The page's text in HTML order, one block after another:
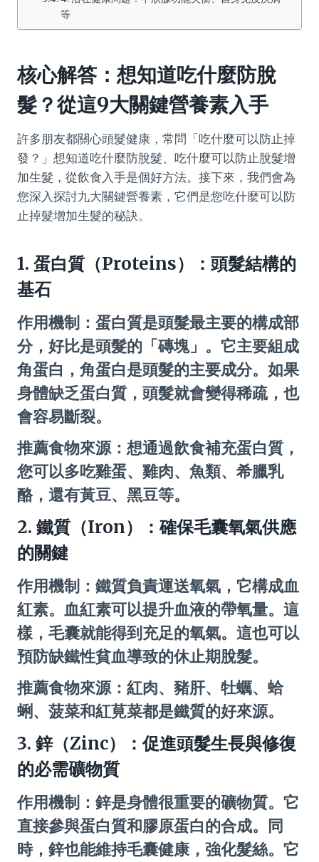
等
核心解答：想知道吃什麼防脫
髮？從這9大關鍵營養素入手
許多朋友都關心頭髮健康，常問「吃什麼可以防止掉
發？」想知道吃什麼防脫髮、吃什麼可以防止脫髮增
加生髮，從飲食入手是個好方法。接下來，我們會為
您深入探討九大關鍵營養素，它們是您吃什麼可以防
止掉髮增加生髮的秘訣。
1. 蛋白質（Proteins）：頭髮結構的
基石
作用機制：蛋白質是頭髮最主要的構成部
分，好比是頭髮的「磚塊」。它主要組成
角蛋白，角蛋白是頭髮的主要成分。如果
身體缺乏蛋白質，頭髮就會變得稀疏，也
會容易斷裂。
推薦食物來源：想通過飲食補充蛋白質，
您可以多吃雞蛋、雞肉、魚類、希臘乳
酪，還有黃豆、黑豆等。
2. 鐵質（Iron）：確保毛囊氧氣供應
的關鍵
作用機制：鐵質負責運送氧氣，它構成血
紅素。血紅素可以提升血液的帶氧量。這
樣，毛囊就能得到充足的氧氣。這也可以
預防缺鐵性貧血導致的休止期脫髮。
推薦食物來源：紅肉、豬肝、牡蠣、蛤
蜊、菠菜和紅莧菜都是鐵質的好來源。
3. 鋅（Zinc）：促進頭髮生長與修復
的必需礦物質
作用機制：鋅是身體很重要的礦物質。它
直接參與蛋白質和膠原蛋白的合成。同
時，鋅也能維持毛囊健康，強化髮絲。它